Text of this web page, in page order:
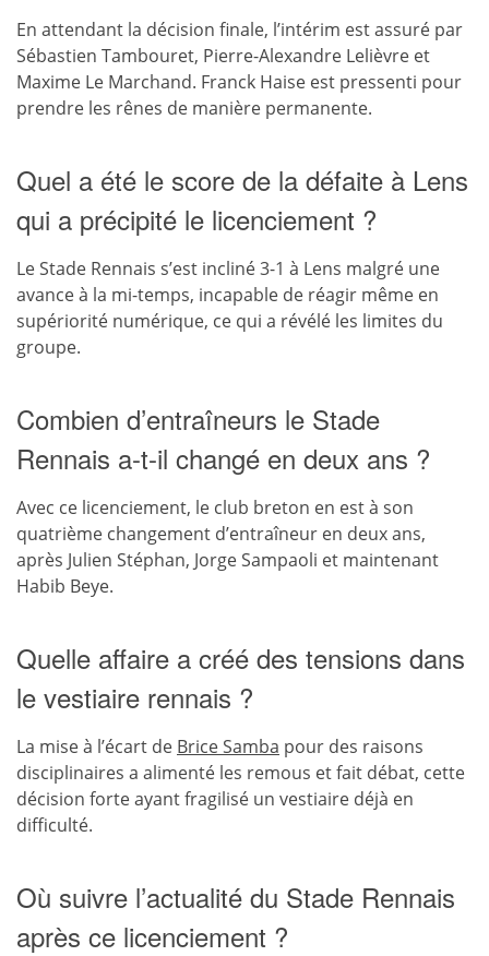
En attendant la décision finale, l’intérim est assuré par
Sébastien Tambouret, Pierre-Alexandre Lelièvre et
Maxime Le Marchand. Franck Haise est pressenti pour
prendre les rênes de manière permanente.
Quel a été le score de la défaite à Lens
qui a précipité le licenciement ?
Le Stade Rennais s’est incliné 3-1 à Lens malgré une
avance à la mi-temps, incapable de réagir même en
supériorité numérique, ce qui a révélé les limites du
groupe.
Combien d’entraîneurs le Stade
Rennais a-t-il changé en deux ans ?
Avec ce licenciement, le club breton en est à son
quatrième changement d’entraîneur en deux ans,
après Julien Stéphan, Jorge Sampaoli et maintenant
Habib Beye.
Quelle affaire a créé des tensions dans
le vestiaire rennais ?
La mise à l’écart de Brice Samba pour des raisons
disciplinaires a alimenté les remous et fait débat, cette
décision forte ayant fragilisé un vestiaire déjà en
difficulté.
Où suivre l’actualité du Stade Rennais
après ce licenciement ?